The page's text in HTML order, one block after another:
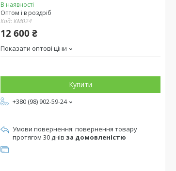
В наявності
Оптом і в роздріб
Код:КМ024
12 600 ₴
Показати оптові ціни
Купити
+380 (98) 902-59-24
повернення товару
протягом 30 днів за домовленістю